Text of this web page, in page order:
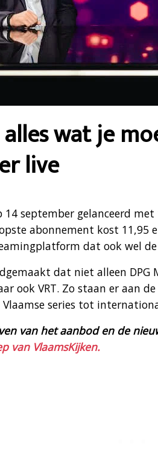
wat je
live
september gelanceerd met
abonnement kost
dat ook wel
dat niet alleen DPG
ook VRT. Zo staan er aan
series tot
van het aanbod en de
van VlaamsKijken.